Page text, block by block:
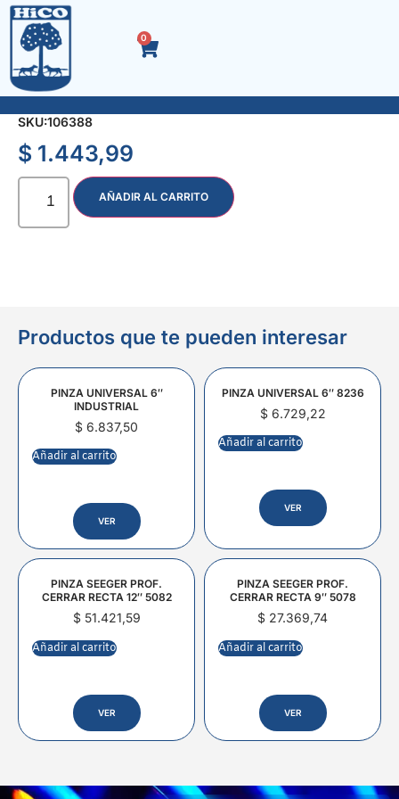
0
PICO P/DESAGOTE PILETA STD. 13903/0
SKU:106388
$ 1.443,99
AÑADIR AL CARRITO
Productos que te pueden interesar
PINZA UNIVERSAL 6″
INDUSTRIAL
$ 6.837,50
Añadir al carrito
VER
PINZA UNIVERSAL 6″ 8236
$6.729,22
Añadir al carrito
VER
PINZA SEEGER PROF.
CERRAR RECTA 12″ 5082
$51.421,59
Añadir al carrito
VER
PINZA SEEGER PROF.
CERRAR RECTA 9″ 5078
$ 27.369,74
Añadir al carrito
VER